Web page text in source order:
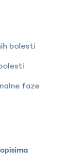
bolesti
faze